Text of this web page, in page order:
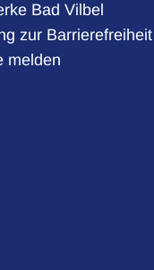
Bad Vilbel
zur Barrierefreiheit
melden